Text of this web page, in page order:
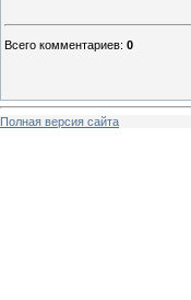
Всего комментариев: 0
Полная версия сайта